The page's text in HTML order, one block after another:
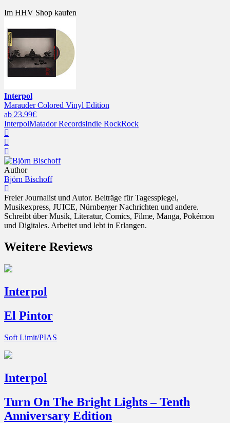
Im HHV Shop kaufen
Interpol
Marauder Colored Vinyl Edition
ab 23.99€
InterpolMatador RecordsIndie RockRock
Author
Björn Bischoff
Freier Journalist und Autor. Beiträge für Tagesspiegel,
Musikexpress, JUICE, Nürnberger Nachrichten und andere.
Schreibt über Musik, Literatur, Comics, Filme, Manga, Pokémon
und Digitales. Arbeitet und lebt in Erlangen.
Weitere Reviews
Interpol
El Pintor
Soft Limit/PIAS
Interpol
Turn On The Bright Lights – Tenth
Anniversary Edition